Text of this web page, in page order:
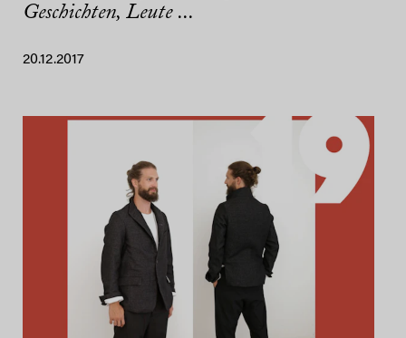
Geschichten, Leute ...
20.12.2017